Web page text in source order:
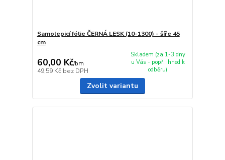
Samolepicí fólie ČERNÁ LESK (10-1300) - šíře 45
cm
60,00 Kč/bm
49,59 Kč bez DPH
Skladem (za 1-3 dny
u Vás - popř. ihned k
odběru)
Zvolit variantu